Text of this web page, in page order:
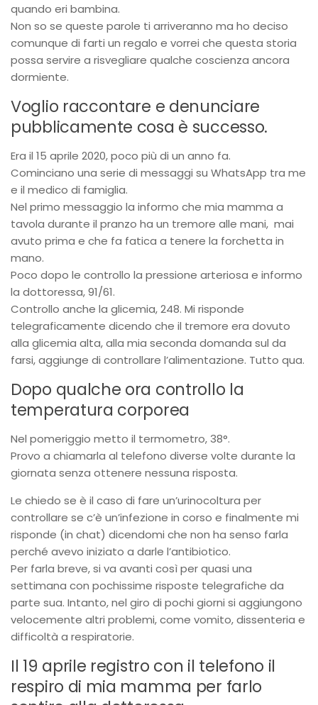
quando eri bambina.
Non so se queste parole ti arriveranno ma ho deciso
comunque di farti un regalo e vorrei che questa storia
possa servire a risvegliare qualche coscienza ancora
dormiente.
Voglio raccontare e denunciare
pubblicamente cosa è successo.
Era il 15 aprile 2020, poco più di un anno fa.
Cominciano una serie di messaggi su WhatsApp tra me
e il medico di famiglia.
Nel primo messaggio la informo che mia mamma a
tavola durante il pranzo ha un tremore alle mani, mai
avuto prima e che fa fatica a tenere la forchetta in
mano.
Poco dopo le controllo la pressione arteriosa e informo
la dottoressa, 91/61.
Controllo anche la glicemia, 248. Mi risponde
telegraficamente dicendo che il tremore era dovuto
alla glicemia alta, alla mia seconda domanda sul da
farsi, aggiunge di controllare l’alimentazione. Tutto qua.
Dopo qualche ora controllo la
temperatura corporea
Nel pomeriggio metto il termometro, 38°.
Provo a chiamarla al telefono diverse volte durante la
giornata senza ottenere nessuna risposta.
Le chiedo se è il caso di fare un’urinocoltura per
controllare se c’è un’infezione in corso e finalmente mi
risponde (in chat) dicendomi che non ha senso farla
perché avevo iniziato a darle l’antibiotico.
Per farla breve, si va avanti così per quasi una
settimana con pochissime risposte telegrafiche da
parte sua. Intanto, nel giro di pochi giorni si aggiungono
velocemente altri problemi, come vomito, dissenteria e
difficoltà a respiratorie.
Il 19 aprile registro con il telefono il
respiro di mia mamma per farlo